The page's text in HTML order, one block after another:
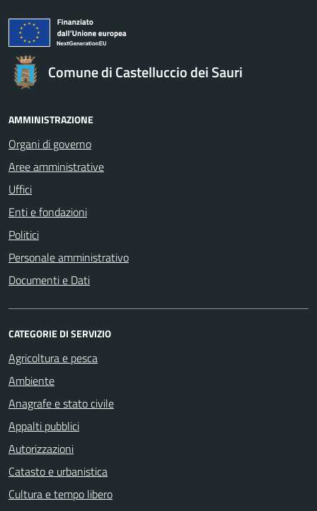
Comune di Castelluccio dei Sauri
AMMINISTRAZIONE
Organi di governo
Aree amministrative
Uffici
Enti e fondazioni
Politici
Personale amministrativo
Documenti e Dati
CATEGORIE DI SERVIZIO
Agricoltura e pesca
Ambiente
Anagrafe e stato civile
Appalti pubblici
Autorizzazioni
Catasto e urbanistica
Cultura e tempo libero